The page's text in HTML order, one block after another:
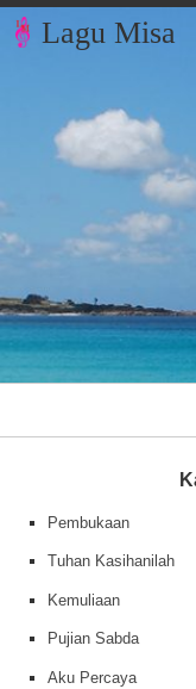
Lagu Misa
Pembukaan
Tuhan Kasihanilah
Kemuliaan
Pujian Sabda
Aku Percaya